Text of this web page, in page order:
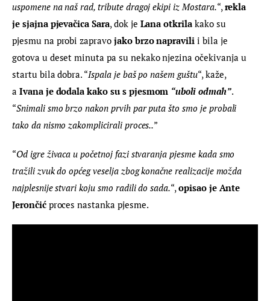
uspomene na naš rad, tribute dragoj ekipi iz Mostara.“, rekla
je sjajna pjevačica Sara, dok je Lana otkrila kako su
pjesmu na probi zapravo jako brzo napravili i bila je
gotova u deset minuta pa su nekako njezina očekivanja u
startu bila dobra. “Ispala je baš po našem guštu“, kaže,
a Ivana je dodala kako su s pjesmom “uboli odmah”.
“Snimali smo brzo nakon prvih par puta što smo je probali
tako da nismo zakomplicirali proces..”
“Od igre živaca u početnoj fazi stvaranja pjesme kada smo
tražili zvuk do općeg veselja zbog konačne realizacije možda
najplesnije stvari koju smo radili do sada.“, opisao je Ante
Jerončić proces nastanka pjesme.